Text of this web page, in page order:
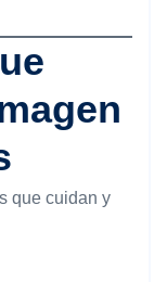
que cuidan y